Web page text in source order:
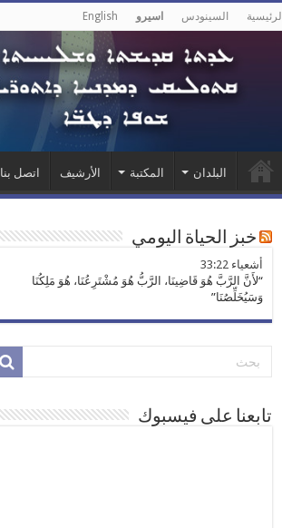
الرئيسية السينودس اسيرو English
البلدان المكتبة الأرشيف اتصل بنا
خبز الحياة اليومي
ﺃﺷﻌﻴﺎء 33:22
“لأَنَّ الرَّبَّ هُوَ قَاضِينَا، الرَّبُّ هُوَ مُشْتَرِعُنَا، هُوَ مَلِكُنَا
وَسَيُخَلِّصُنَا”
تابعنا على فيسبوك